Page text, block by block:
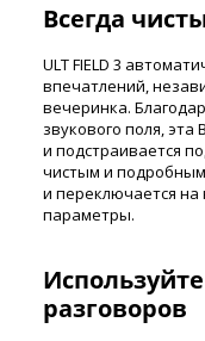
Всегда
ULT FIELD 3
впечатлений,
вечеринка.
звукового поля,
и подстраивается
чистым и
и переключается
параметры.
разговоров